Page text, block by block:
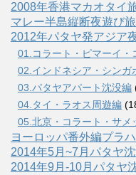
2008年香港マカオタイ
マレー半島縦断夜遊び
2012年パタヤ発アジア
01.コラート・ピマーイ・
02.インドネシア・シンガ
03.パタヤアパート沈没編
04.タイ・ラオス周遊編
05.北京・コラート・サメ
ヨーロッパ番外編プラハ
2014年5月~7月パタヤ
2014年9月-10月パタヤ